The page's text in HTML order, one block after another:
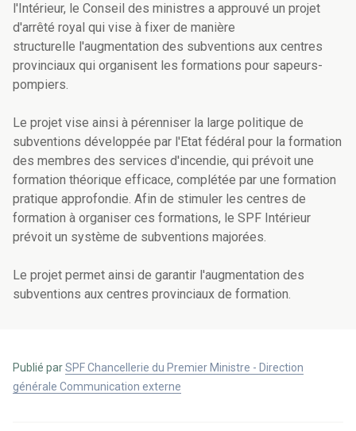
l'Intérieur, le Conseil des ministres a approuvé un projet
d'arrêté royal qui vise à fixer de manière
structurelle l'augmentation des subventions aux centres
provinciaux qui organisent les formations pour sapeurs-
pompiers.
Le projet vise ainsi à pérenniser la large politique de
subventions développée par l'Etat fédéral pour la formation
des membres des services d'incendie, qui prévoit une
formation théorique efficace, complétée par une formation
pratique approfondie. Afin de stimuler les centres de
formation à organiser ces formations, le SPF Intérieur
prévoit un système de subventions majorées.
Le projet permet ainsi de garantir l'augmentation des
subventions aux centres provinciaux de formation.
Publié parSPF Chancellerie du Premier Ministre - Direction
générale Communication externe